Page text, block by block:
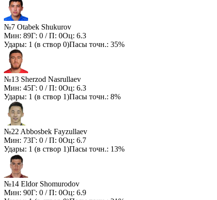
№7 Otabek Shukurov
Мин: 89Г: 0 / П: 0Оц: 6.3
Удары: 1 (в створ 0)Пасы точн.: 35%
№13 Sherzod Nasrullaev
Мин: 45Г: 0 / П: 0Оц: 6.3
Удары: 1 (в створ 1)Пасы точн.: 8%
№22 Abbosbek Fayzullaev
Мин: 73Г: 0 / П: 0Оц: 6.7
Удары: 1 (в створ 1)Пасы точн.: 13%
№14 Eldor Shomurodov
Мин: 90Г: 0 / П: 0Оц: 6.9